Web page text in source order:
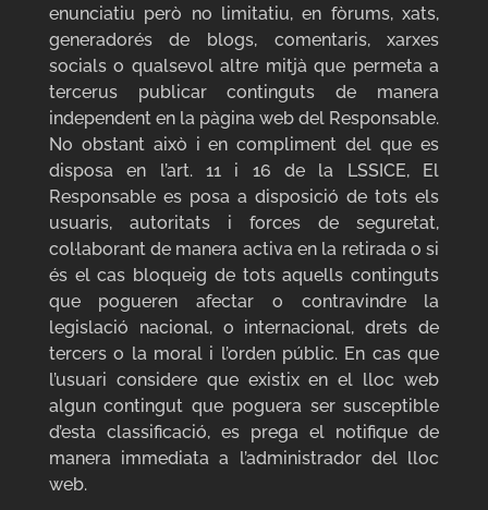
enunciatiu però no limitatiu, en fòrums, xats,
generadorés de blogs, comentaris, xarxes
socials o qualsevol altre mitjà que permeta a
tercerus publicar continguts de manera
independent en la pàgina web del Responsable.
No obstant això i en compliment del que es
disposa en l’art. 11 i 16 de la LSSICE, El
Responsable es posa a disposició de tots els
usuaris, autoritats i forces de seguretat,
col·laborant de manera activa en la retirada o si
és el cas bloqueig de tots aquells continguts
que pogueren afectar o contravindre la
legislació nacional, o internacional, drets de
tercers o la moral i l’orden públic. En cas que
l’usuari considere que existix en el lloc web
algun contingut que poguera ser susceptible
d’esta classificació, es prega el notifique de
manera immediata a l’administrador del lloc
web.